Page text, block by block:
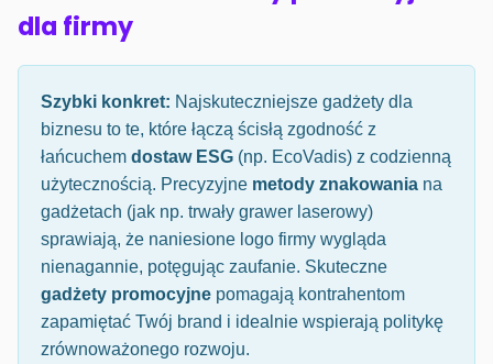
dla firmy
Szybki konkret: Najskuteczniejsze gadżety dla
biznesu to te, które łączą ścisłą zgodność z
łańcuchem dostaw ESG (np. EcoVadis) z codzienną
użytecznością. Precyzyjne metody znakowania na
gadżetach (jak np. trwały grawer laserowy)
sprawiają, że naniesione logo firmy wygląda
nienagannie, potęgując zaufanie. Skuteczne
gadżety promocyjne pomagają kontrahentom
zapamiętać Twój brand i idealnie wspierają politykę
zrównoważonego rozwoju.